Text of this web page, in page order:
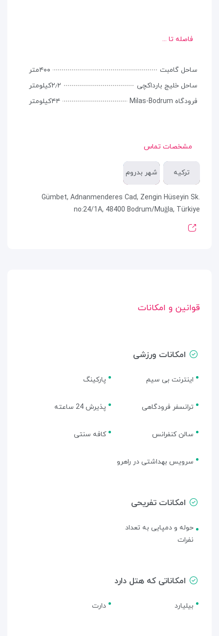
فاصله تا ...
ساحل گامبت
۴۰۰متر
ساحل خلیج بارداکچی
۲٫۲کیلومتر
فرودگاه Milas-Bodrum
۴۴کیلومتر
مشخصات تماس
ترکیه شهر بدروم
Gümbet, Adnanmenderes Cad, Zengin Hüseyin Sk.
no:24/1A, 48400 Bodrum/Muğla, Türkiye
قوانین و امکانات
امکانات ورزشی
اینترنت بی سیم پارکینگ
ترانسفر فرودگاهی پذیرش 24 ساعته
سالن کنفرانس کافه سنتی
سرویس بهداشتی در راهرو
امکانات تفریحی
حوله و دمپایی به تعداد
نفرات
امکاناتی که هتل دارد
بیلیارد دارت